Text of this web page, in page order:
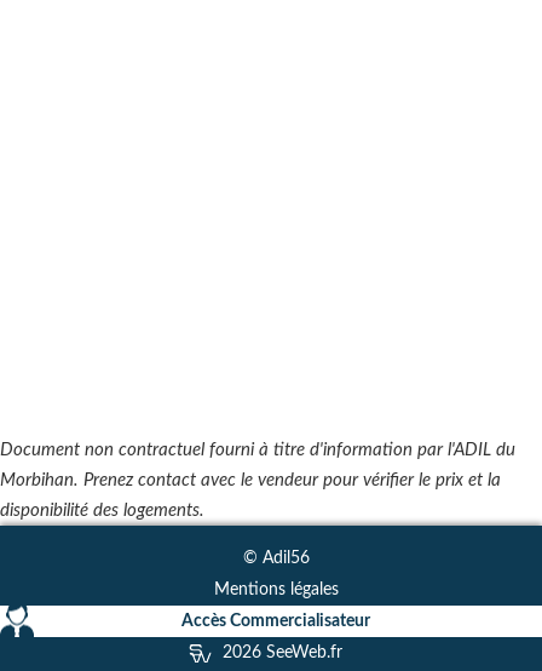
Document non contractuel fourni à titre d'information par l'ADIL du
Morbihan. Prenez contact avec le vendeur pour vérifier le prix et la
disponibilité des logements.
© Adil56
Mentions légales
Accès Commercialisateur
2026 SeeWeb.fr